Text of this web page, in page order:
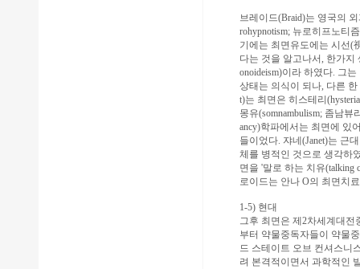
브레이드(Braid)는 영국의
rohypnotism; 뉴로히프노티
기에는 최면유도에는 시선(
다는 것을 알고나서, 한가지
onoideism)이라 하였다. 그
상태는 의식이 되나, 다른
t)는 최면은 히스테리
몽유(somnambulism; 좀남
ancy)학파에서는 최면에 있
들이었다. 쟈네(Janet)는 근
체를 병적인 것으로 생각하
면을 '말로 하는 치유(talking
로이드는 안나 O의 최면치
1-5) 현대
그후 최면은 제2차세계대전
부터 약물중독자들이 약물
드 스테이트 오브 컨셔스니
려 본격적이면서 과학적인